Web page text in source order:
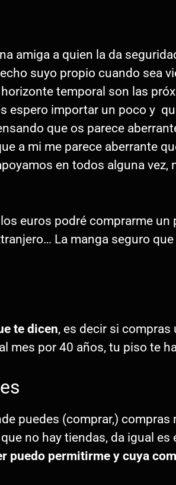
amiga a quien la da
suyo propio cuando sea
temporal son las
espero importar un poco y
que os parece
a mi me parece aberrante
en todos alguna vez,
euros podré comprarme un
La manga seguro
te dicen, es decir si
mes por 40 años, tu piso te
puedes (comprar,) compras
no hay tiendas, da igual es
puedo permitirme y cuya